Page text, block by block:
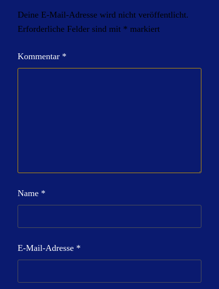
Deine E-Mail-Adresse wird nicht veröffentlicht.
Erforderliche Felder sind mit * markiert
Kommentar *
Name *
E-Mail-Adresse *